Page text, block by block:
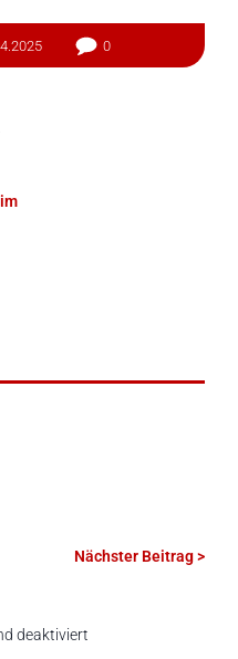
0
Nächster Beitrag >
deaktiviert